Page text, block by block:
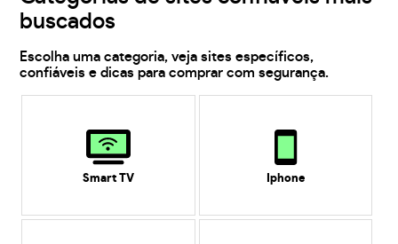
buscados
Escolha uma categoria, veja sites específicos,
confiáveis e dicas para comprar com segurança.
Smart TV Iphone